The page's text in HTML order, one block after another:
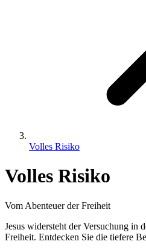
Volles Risiko
Volles Risiko
Vom Abenteuer der Freiheit
Jesus widersteht der Versuchung in
Freiheit. Entdecken Sie die tiefere